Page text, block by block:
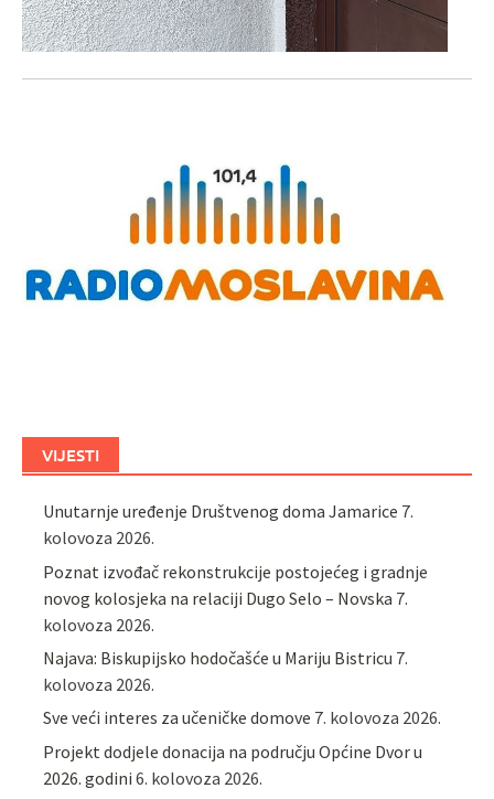
VIJESTI
Unutarnje uređenje Društvenog doma Jamarice 7.
kolovoza 2026.
Poznat izvođač rekonstrukcije postojećeg i gradnje
novog kolosjeka na relaciji Dugo Selo – Novska 7.
kolovoza 2026.
Najava: Biskupijsko hodočašće u Mariju Bistricu 7.
kolovoza 2026.
Sve veći interes za učeničke domove 7. kolovoza 2026.
Projekt dodjele donacija na području Općine Dvor u
2026. godini 6. kolovoza 2026.